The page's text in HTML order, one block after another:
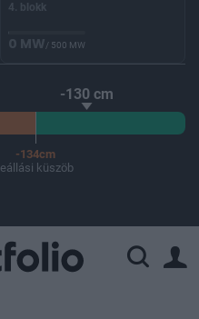
4. blokk
0 MW/ 500 MW
-130 cm
-134cm
leállási küszöb